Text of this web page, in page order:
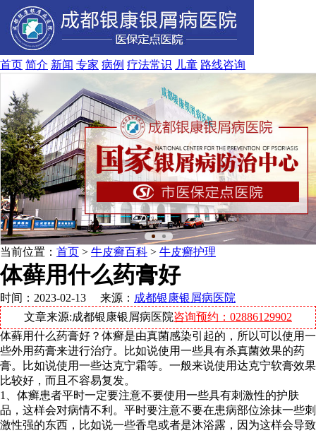
首页 简介 新闻 专家 病例 疗法常识 儿童 路线咨询
当前位置： 首页 > 牛皮癣百科 > 牛皮癣护理
体藓用什么药膏好
时间：2023-02-13 来源： 成都银康银屑病医院
文章来源:成都银康银屑病医院咨询预约：02886129902
体藓用什么药膏好？体癣是由真菌感染引起的，所以可以使用一
些外用药膏来进行治疗。比如说使用一些具有杀真菌效果的药
膏。比如说使用一些达克宁霜等。一般来说使用达克宁软膏效果
比较好，而且不容易复发。
1、体癣患者平时一定要注意不要使用一些具有刺激性的护肤
品，这样会对病情不利。平时要注意不要在患病部位涂抹一些刺
激性强的东西，比如说一些香皂或者是沐浴露，因为这样会导致